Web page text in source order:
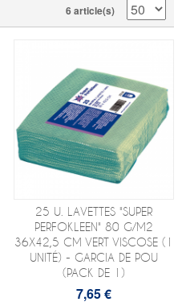
6 article(s)
25 U. LAVETTES "SUPER
PERFOKLEEN" 80 G/M2
36X42,5 CM VERT VISCOSE (1
UNITÉ) - GARCIA DE POU
(PACK DE 1)
7,65 €